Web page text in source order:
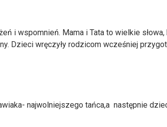
i wspomnień. Mama i Tata to wielkie
Dzieci wręczyły rodzicom wcześniej
najwolniejszego tańca,a następnie